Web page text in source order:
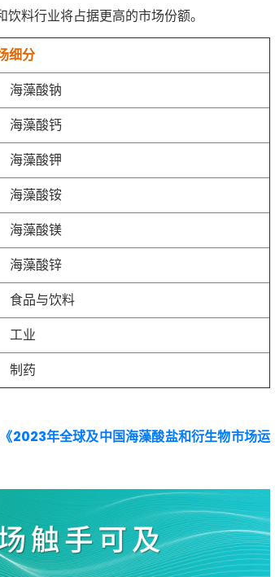
料行业将占据更高的市场份额。
细分
海藻酸钠
海藻酸钙
海藻酸钾
海藻酸铵
海藻酸镁
海藻酸锌
食品与饮料
工业
制药
《2023年全球及中国海藻酸盐和衍生物市场运